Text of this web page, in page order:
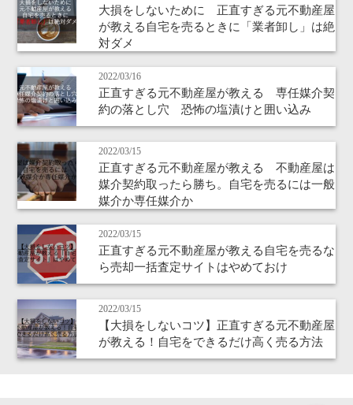
大損をしないために 正直すぎる元不動産屋
が教える自宅を売るときに「業者卸し」は絶
対ダメ
2022/03/16
正直すぎる元不動産屋が教える 専任媒介契
約の落とし穴 恐怖の塩漬けと囲い込み
2022/03/15
正直すぎる元不動産屋が教える 不動産屋は
媒介契約取ったら勝ち。自宅を売るには一般
媒介か専任媒介か
2022/03/15
正直すぎる元不動産屋が教える自宅を売るな
ら売却一括査定サイトはやめておけ
2022/03/15
【大損をしないコツ】正直すぎる元不動産屋
が教える！自宅をできるだけ高く売る方法